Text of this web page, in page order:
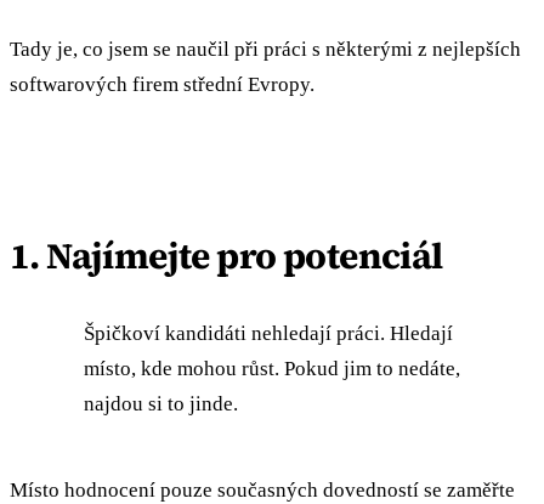
Tady je, co jsem se naučil při práci s některými z nejlepších
softwarových firem střední Evropy.
1. Najímejte pro potenciál
Špičkoví kandidáti nehledají práci. Hledají
místo, kde mohou růst. Pokud jim to nedáte,
najdou si to jinde.
Místo hodnocení pouze současných dovedností se zaměřte